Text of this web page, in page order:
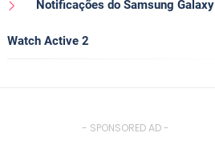
Notificações do Samsung Galaxy
Watch Active 2
- SPONSORED AD -